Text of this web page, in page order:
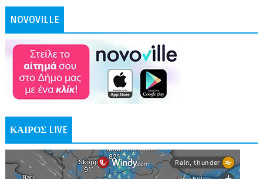
NOVOVILLE
ΚΑΙΡΟΣ LIVE